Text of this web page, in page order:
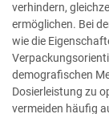
verhindern,
ermöglichen. Bei
wie die
demografischen
Dosierleistung zu
vermeiden häufig